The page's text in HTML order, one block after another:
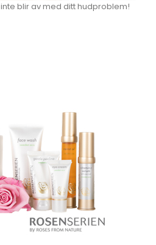
blir av med ditt hudproblem!